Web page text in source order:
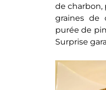
de charbon,
graines de
purée de
Surprise